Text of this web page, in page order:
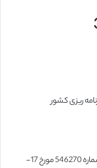
ریزی کشور
هیئت وزیران در جلسه 26-3-1395 به پیشنهاد شماره 546270 مورخ 17-